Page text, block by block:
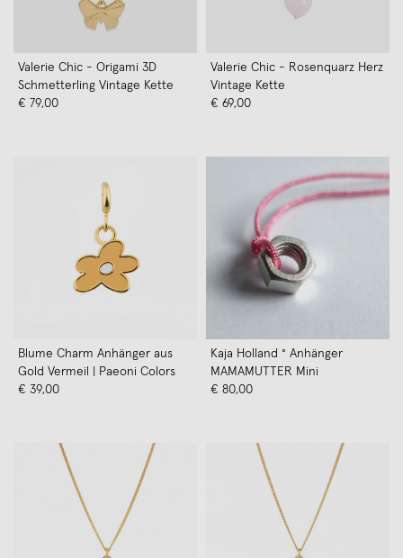
Valerie Chic - Origami 3D
Schmetterling Vintage Kette
€ 79,00
Valerie Chic - Rosenquarz Herz
Vintage Kette
€ 69,00
Blume Charm Anhänger aus
Gold Vermeil | Paeoni Colors
€ 39,00
Kaja Holland ° Anhänger
MAMAMUTTER Mini
€ 80,00